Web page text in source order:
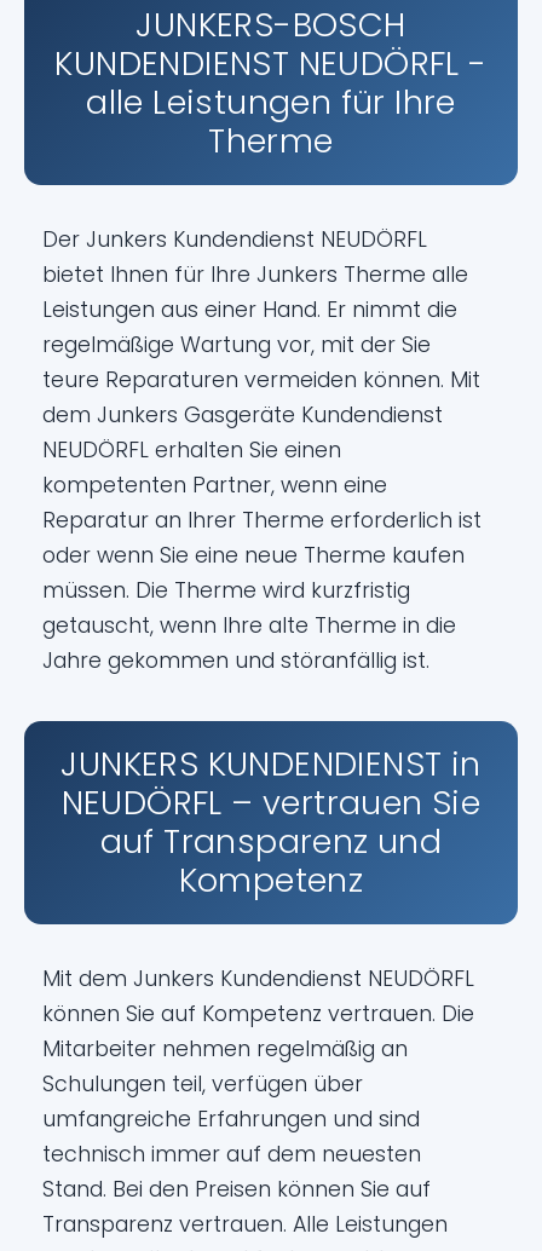
JUNKERS-BOSCH
KUNDENDIENST NEUDÖRFL -
alle Leistungen für Ihre
Therme
Der Junkers Kundendienst NEUDÖRFL
bietet Ihnen für Ihre Junkers Therme alle
Leistungen aus einer Hand. Er nimmt die
regelmäßige Wartung vor, mit der Sie
teure Reparaturen vermeiden können. Mit
dem Junkers Gasgeräte Kundendienst
NEUDÖRFL erhalten Sie einen
kompetenten Partner, wenn eine
Reparatur an Ihrer Therme erforderlich ist
oder wenn Sie eine neue Therme kaufen
müssen. Die Therme wird kurzfristig
getauscht, wenn Ihre alte Therme in die
Jahre gekommen und störanfällig ist.
JUNKERS KUNDENDIENST in
NEUDÖRFL – vertrauen Sie
auf Transparenz und
Kompetenz
Mit dem Junkers Kundendienst NEUDÖRFL
können Sie auf Kompetenz vertrauen. Die
Mitarbeiter nehmen regelmäßig an
Schulungen teil, verfügen über
umfangreiche Erfahrungen und sind
technisch immer auf dem neuesten
Stand. Bei den Preisen können Sie auf
Transparenz vertrauen. Alle Leistungen